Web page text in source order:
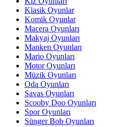
Klasik Oyunlar
Komik Oyunlar
Macera Oyunları
Makyaj Oyunları
Manken Oyunları
Mario Oyunları
Motor Oyunları
Müzik Oyunları
Oda Oyunları
Savas Oyunları
Scooby Doo Oyunları
Spor Oyunları
Sünger Bob Oyunları